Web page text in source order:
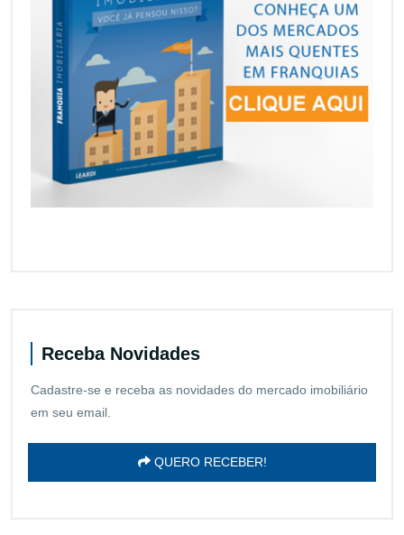
Receba Novidades
Cadastre-se e receba as novidades do mercado imobiliário
em seu email.
QUERO RECEBER!